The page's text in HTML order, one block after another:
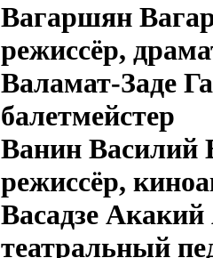
Вагаршян
режиссёр,
Валамат-Заде
балетмейстер
Ванин Василий
режиссёр,
Васадзе
театральный